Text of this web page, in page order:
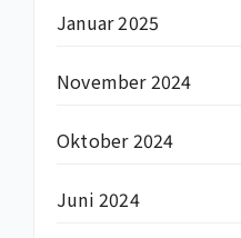
Januar 2025
November 2024
Oktober 2024
Juni 2024